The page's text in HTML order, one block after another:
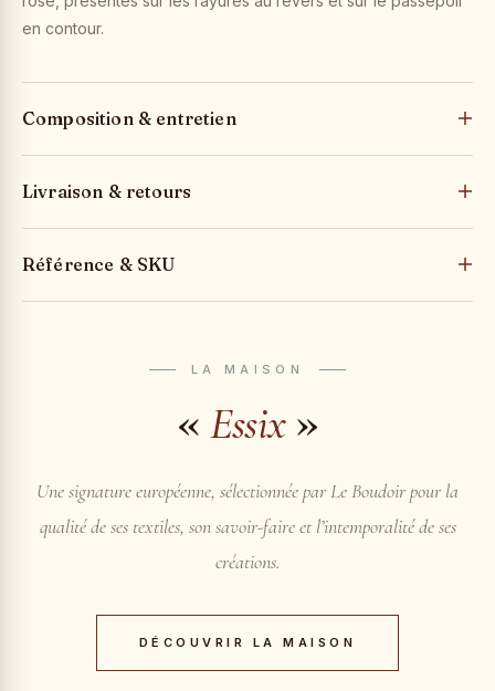
en contour.
Composition & entretien
Livraison & retours
Référence & SKU
LA MAISON
« Essix»
Une signature européenne, sélectionnée par Le Boudoir pour la
qualité de ses textiles, son savoir-faire et l’intemporalité de ses
créations.
DÉCOUVRIR LA MAISON